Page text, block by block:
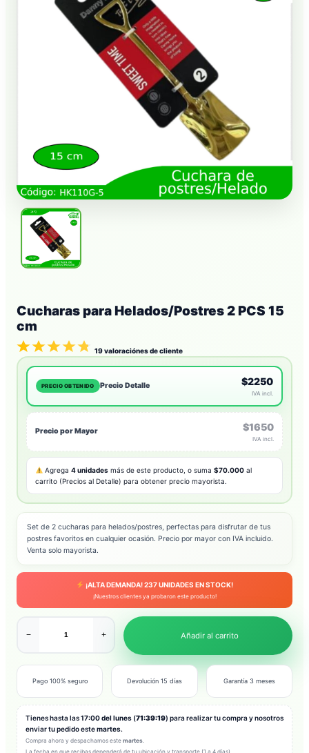
Cucharas para Helados/Postres 2 PCS 15
cm
19valoraciónes de cliente
PRECIO OBTENIDO Precio Detalle $2250
IVA incl.
Precio por Mayor $1650
IVA incl.
Agrega4 unidades más de este producto, o suma$70.000 al
carrito (Precios al Detalle) para obtener precio mayorista.
Set de 2 cucharas para helados/postres, perfectas para disfrutar de tus
postres favoritos en cualquier ocasión. Precio por mayor con IVA incluido.
Venta solo mayorista.
¡ALTA DEMANDA!237UNIDADES EN STOCK!
¡Nuestros clientes ya probaron este producto!
− + Añadir al carrito
Pago 100% seguro Devolución 15 días Garantía 3 meses
Tienes hasta las17:00 del lunes (71:39:17) para realizar tu compra y nosotros
enviar tu pedido estemartes.
Compra ahora y despachamos este martes
La fecha en que recibas dependerá de tu ubicación y transporte (1 a 4 días).